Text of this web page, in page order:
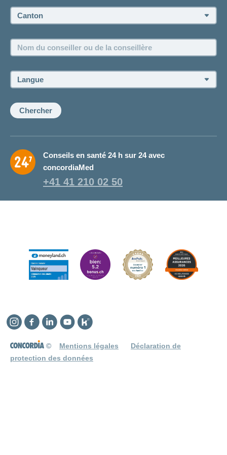
Postes vacants
Canton:
Nom
du
ou
de
conseillère:
Langue:
Chercher
Conseils en santé 24 h sur 24 avec
concordiaMed
+41 41 210 02 50
© Mentions légales
Déclaration de
protection des données
Instagram
Facebook
LinkedinYouTube
Kununu